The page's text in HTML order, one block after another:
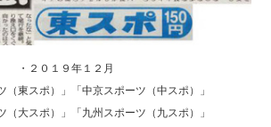
・２０１９年１２月
（東スポ）」「中京スポーツ（中スポ）」
（大スポ）」「九州スポーツ（九スポ）」